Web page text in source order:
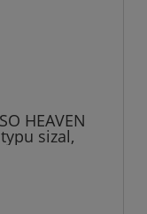
HEAVEN
sizal,